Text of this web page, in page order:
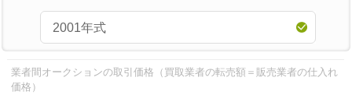
業者間オークションの取引価格（買取業者の転売額＝販売業者の仕入れ
価格）